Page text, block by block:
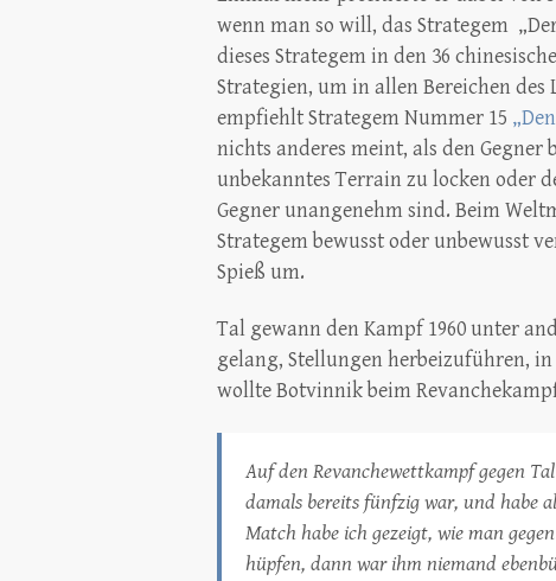
wenn man so will, das Strategem
dieses Strategem in den 36
Strategien, um in allen Bereichen
empfiehlt Strategem Nummer 15
nichts anderes meint, als den
unbekanntes Terrain zu locken oder
Gegner unangenehm sind. Beim
Strategem bewusst oder unbewusst
Spieß um.
Tal gewann den Kampf 1960 unter
gelang, Stellungen herbeizuführen, in
wollte Botvinnik beim
Auf den Revanchewettkampf gegen
damals bereits fünfzig war, und habe
Match habe ich gezeigt, wie man
hüpfen, dann war ihm niemand